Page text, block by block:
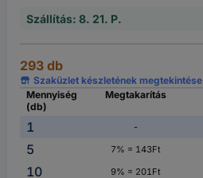
Szállítás: 8. 21. P.
293 db
Szaküzlet készletének megtekintése
Mennyiség
(db)
Megtakarítás
1 -
5
7% = 143Ft
10
9% = 201Ft